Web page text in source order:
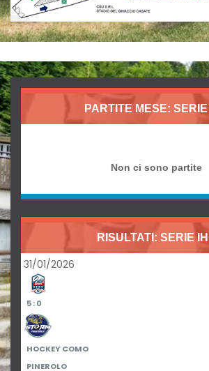
PARTITE MESE:
Non ci sono partite
RISULTATI: SERIE
31/01/2026
5 : 0
HOCKEY COMO
PINEROLO